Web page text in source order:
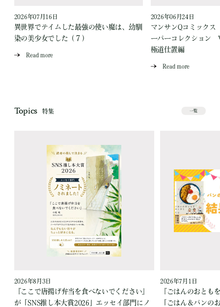
2026年07月16日
異世界でテイムした最強の使い魔は、幼馴
染の美少女でした（７）
Read more
2026年06月24日
マンサンQコミック
ーパーコレクション
極道仕置編
Read more
Topics 特集 一覧
2026年8月3日
『ここで唐揚げ弁当を食べないでください』
が「SNS推し本大賞2026」エッセイ部門にノ
2026年7月1日
『ごはんのおとも
「ごはん＆パンの